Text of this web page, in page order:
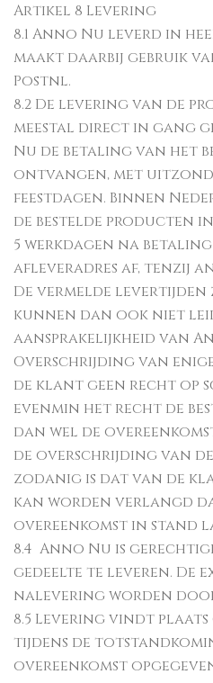
Artikel 8 Levering
8.1 Anno Nu leverd in
maakt daarbij gebruik
Postnl.
8.2 De levering van de
meestal direct in gang
Nu de betaling van het
ontvangen, met
feestdagen. Binnen
de bestelde producten
5 werkdagen na
afleveradres af, tenzij
De vermelde
kunnen dan ook niet
aansprakelijkheid van
Overschrijding van
de klant geen recht op
evenmin het recht de
dan wel de
de overschrijding van
zodanig is dat van de
kan worden verlangd
overeenkomst in stand
8.4 Anno Nu is
gedeelte te leveren. De
nalevering worden
8.5 Levering vindt
tijdens de
overeenkomst